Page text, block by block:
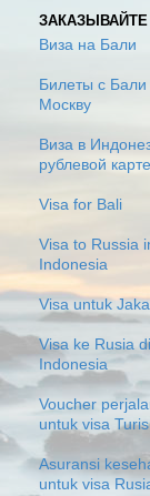
ЗАКАЗЫВАЙТЕ
Виза на Бали
Билеты с Бали
Москву
Виза в
рублевой карте
Visa for Bali
Visa to Russia
Indonesia
Visa untuk
Visa ke Rusia di
Indonesia
Voucher
untuk visa
Asuransi
untuk visa